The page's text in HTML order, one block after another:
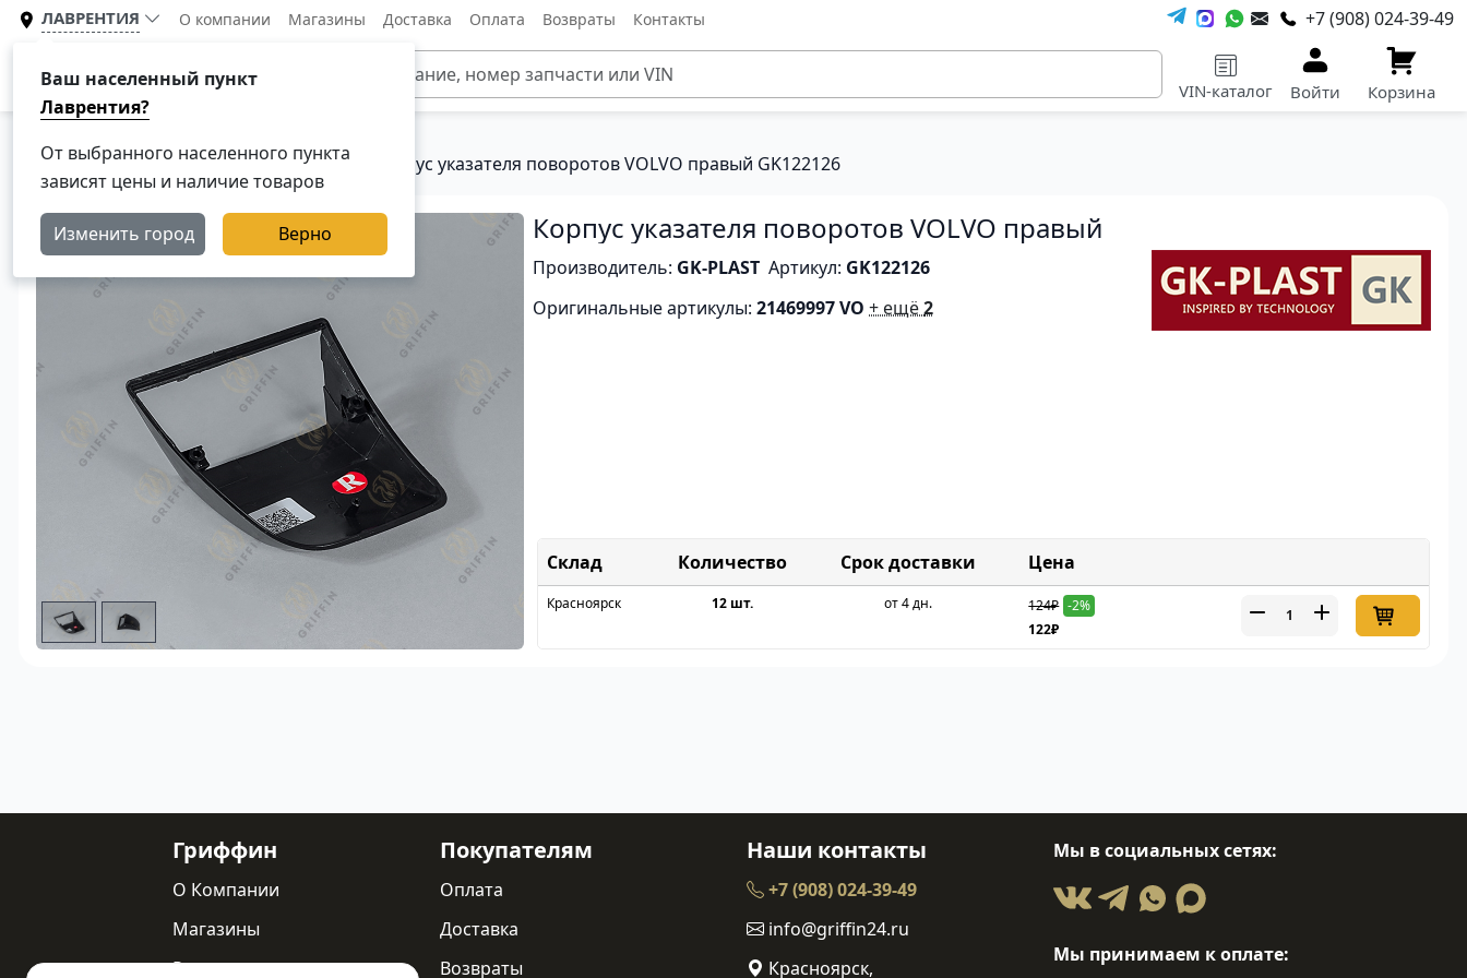
ЛАВРЕНТИЯ
Ваш населенный пункт
Лаврентия?
От выбранного населенного пункта
зависят цены и наличие товаров
Изменить город Верно
О компании Магазины Доставка Оплата Возвраты Контакты +7 (908) 024-39-49
Каталог
VIN-каталог Войти Корзина
Главная Каталог Кузовные детали Корпус указателя поворотов VOLVO правый GK122126
Корпус указателя поворотов VOLVO правый
Производитель: GK-PLAST Артикул: GK122126
Оригинальные артикулы:21469997 VO + ещё2
Склад Срок доставки Цена
Красноярск 12 шт. от 4 дн. 124₽ -2%
122₽
Гриффин
О Компании
Магазины
Реквизиты
Покупателям
Оплата
Доставка
Возвраты
Наши контакты
+7 (908) 024-39-49
info@griffin24.ru
Красноярск,
Мы в социальных сетях:
Мы принимаем к оплате: